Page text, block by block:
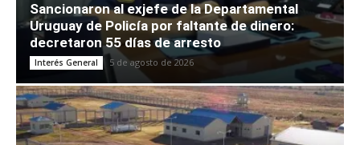
Sancionaron al exjefe de la Departamental
Uruguay de Policía por faltante de dinero:
decretaron 55 días de arresto
Interés General 5 de agosto de 2026